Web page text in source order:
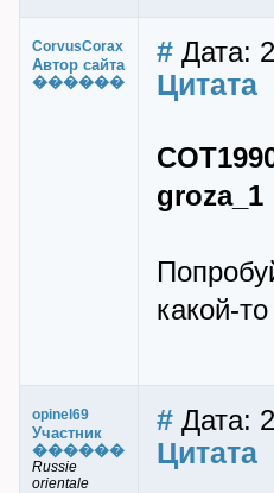
CorvusCorax
Автор сайта
������
# Дата:
Цитата
groza_1
какой-
opinel69
Участник
������
Russie
orientale
# Дата:
Цитата